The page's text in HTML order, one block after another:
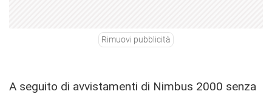
Rimuovi pubblicità
A seguito di avvistamenti di Nimbus 2000 senza